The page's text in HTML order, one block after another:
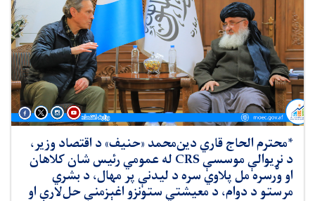
*محترم الحاج قاري دین‌محمد «حنیف» د اقتصاد وزیر،
د نړیوالې موسسې CRS له عمومي رئیس شان کلاهان
او ورسره مل پلاوي سره د لیدنې پر مهال، د بشري
مرستو د دوام، د معیشتي ستونزو اغېزمنې حل‌لارې او